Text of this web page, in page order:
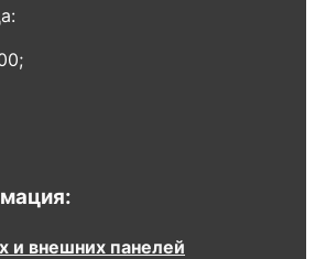
и внешних панелей